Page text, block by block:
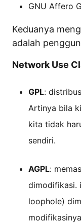
GNU Affero
Keduanya
adalah
Network Use
GPL:
Artinya bila
kita tidak
sendiri.
AGPL:
dimodifikasi.
loophole)